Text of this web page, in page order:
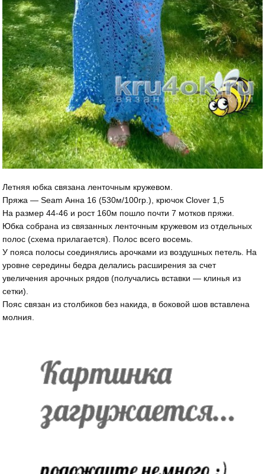
Летняя юбка связана ленточным кружевом.
Пряжа — Seam Анна 16 (530м/100гр.), крючок Clover 1,5
На размер 44-46 и рост 160м пошло почти 7 мотков пряжи.
Юбка собрана из связанных ленточным кружевом из отдельных
полос (схема прилагается). Полос всего восемь.
У пояса полосы соединялись арочками из воздушных петель. На
уровне середины бедра делались расширения за счет
увеличения арочных рядов (получались вставки — клинья из
сетки).
Пояс связан из столбиков без накида, в боковой шов вставлена
молния.